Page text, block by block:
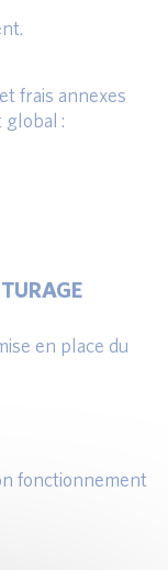
frais annexes
:
en place du
fonctionnement